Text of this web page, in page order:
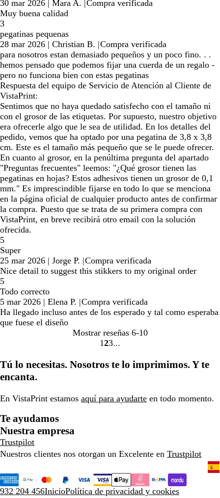
30 mar 2026 | Mara A. |Compra verificada
Muy buena calidad
3
pegatinas pequenas
28 mar 2026 | Christian B. |Compra verificada
para nosotros estan demasiado pequeños y un poco fino. . .
hemos pensado que podemos fijar una cuerda de un regalo -
pero no funciona bien con estas pegatinas
Respuesta del equipo de Servicio de Atención al Cliente de
VistaPrint:
Sentimos que no haya quedado satisfecho con el tamaño ni
con el grosor de las etiquetas. Por supuesto, nuestro objetivo
era ofrecerle algo que le sea de utilidad. En los detalles del
pedido, vemos que ha optado por una pegatina de 3,8 x 3,8
cm. Este es el tamaño más pequeño que se le puede ofrecer.
En cuanto al grosor, en la penúltima pregunta del apartado
"Preguntas frecuentes" leemos: "¿Qué grosor tienen las
pegatinas en hojas? Estos adhesivos tienen un grosor de 0,1
mm." Es imprescindible fijarse en todo lo que se menciona
en la página oficial de cualquier producto antes de confirmar
la compra. Puesto que se trata de su primera compra con
VistaPrint, en breve recibirá otro email con la solución
ofrecida.
5
Super
25 mar 2026 | Jorge P. |Compra verificada
Nice detail to suggest this stikkers to my original order
5
Todo correcto
5 mar 2026 | Elena P. |Compra verificada
Ha llegado incluso antes de los esperado y tal como esperaba
que fuese el diseño
Mostrar reseñas 6-10
Ir
la
1 Ir
la
2Ir
la
3
Tú lo necesitas. Nosotros te lo imprimimos. Y te
encanta.
En VistaPrint estamos aquí para ayudarte en todo momento.
Te ayudamos
Nuestra empresa
Trustpilot
Nuestros clientes nos otorgan un Excelente en Trustpilot
932 204 456InicioPolítica de privacidad y cookies